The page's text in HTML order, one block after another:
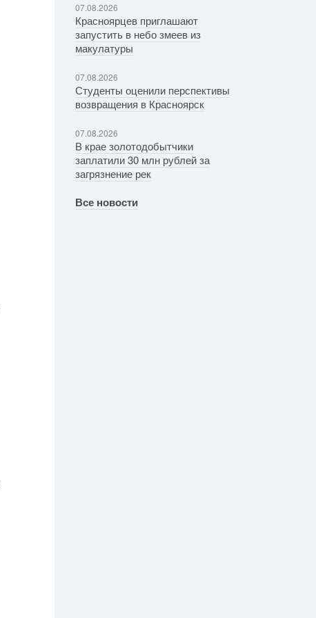
07.08.2026
Красноярцев приглашают
запустить в небо змеев из
макулатуры
07.08.2026
Студенты оценили перспективы
возвращения в Красноярск
07.08.2026
В крае золотодобытчики
заплатили 30 млн рублей за
загрязнение рек
Все новости